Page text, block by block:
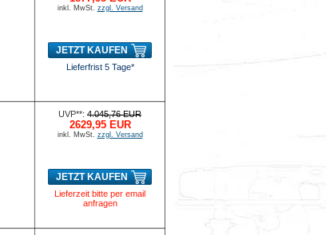
inkl. MwSt. zzgl. Versand
JETZT KAUFEN
Lieferfrist 5 Tage*
UVP**: 4.045,76 EUR
2629,95 EUR
inkl. MwSt. zzgl. Versand
JETZT KAUFEN
Lieferzeit bitte per email
anfragen